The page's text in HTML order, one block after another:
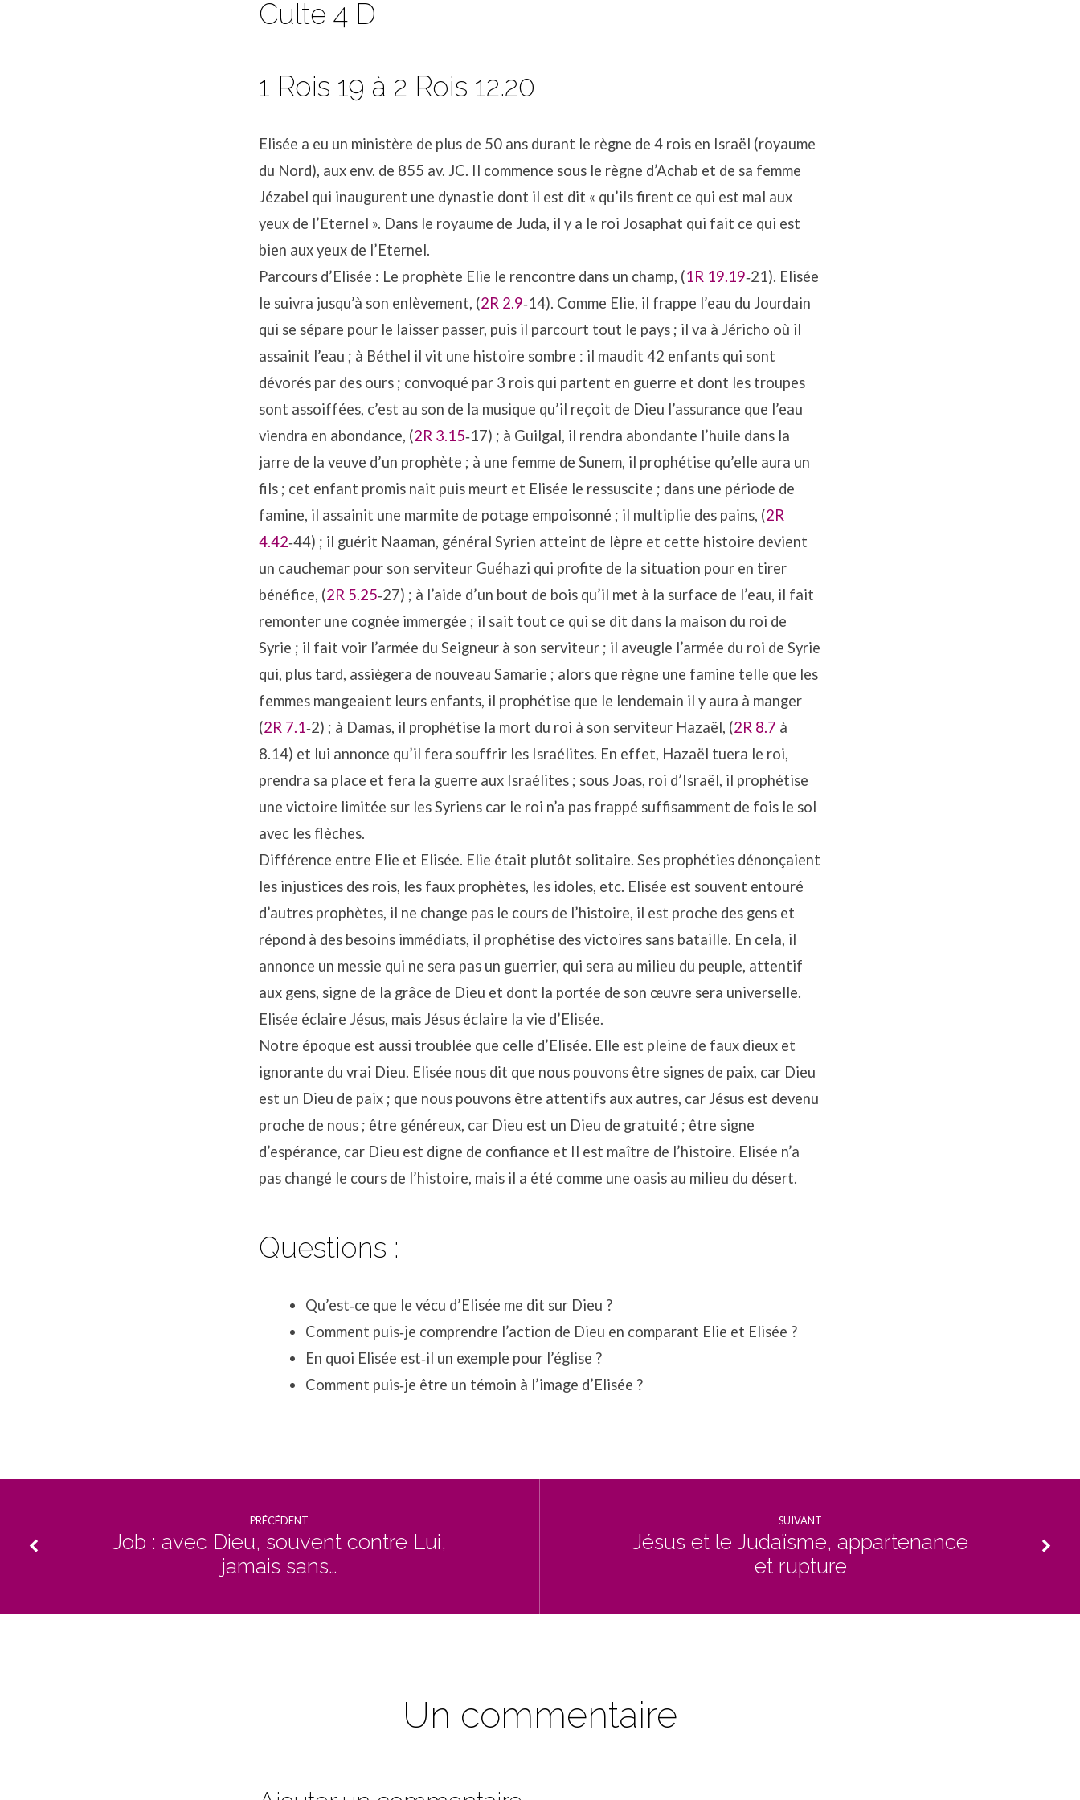
Culte 4 D
1 Rois 19 à 2 Rois 12.20
Elisée a eu un ministère de plus de 50 ans durant le règne de 4 rois en Israël (royaume
du Nord), aux env. de 855 av. JC. Il commence sous le règne d’Achab et de sa femme
Jézabel qui inaugurent une dynastie dont il est dit « qu’ils firent ce qui est mal aux
yeux de l’Eternel ». Dans le royaume de Juda, il y a le roi Josaphat qui fait ce qui est
bien aux yeux de l’Eternel.
Parcours d’Elisée : Le prophète Elie le rencontre dans un champ, (1R 19.19‐21). Elisée
le suivra jusqu’à son enlèvement, (2R 2.9‐14). Comme Elie, il frappe l’eau du Jourdain
qui se sépare pour le laisser passer, puis il parcourt tout le pays ; il va à Jéricho où il
assainit l’eau ; à Béthel il vit une histoire sombre : il maudit 42 enfants qui sont
dévorés par des ours ; convoqué par 3 rois qui partent en guerre et dont les troupes
sont assoiffées, c’est au son de la musique qu’il reçoit de Dieu l’assurance que l’eau
viendra en abondance, (2R 3.15‐17) ; à Guilgal, il rendra abondante l’huile dans la
jarre de la veuve d’un prophète ; à une femme de Sunem, il prophétise qu’elle aura un
fils ; cet enfant promis nait puis meurt et Elisée le ressuscite ; dans une période de
famine, il assainit une marmite de potage empoisonné ; il multiplie des pains, (2R
4.42‐44) ; il guérit Naaman, général Syrien atteint de lèpre et cette histoire devient
un cauchemar pour son serviteur Guéhazi qui profite de la situation pour en tirer
bénéfice, (2R 5.25‐27) ; à l’aide d’un bout de bois qu’il met à la surface de l’eau, il fait
remonter une cognée immergée ; il sait tout ce qui se dit dans la maison du roi de
Syrie ; il fait voir l’armée du Seigneur à son serviteur ; il aveugle l’armée du roi de Syrie
qui, plus tard, assiègera de nouveau Samarie ; alors que règne une famine telle que les
femmes mangeaient leurs enfants, il prophétise que le lendemain il y aura à manger
(2R 7.1‐2) ; à Damas, il prophétise la mort du roi à son serviteur Hazaël, (2R 8.7 à
8.14) et lui annonce qu’il fera souffrir les Israélites. En effet, Hazaël tuera le roi,
prendra sa place et fera la guerre aux Israélites ; sous Joas, roi d’Israël, il prophétise
une victoire limitée sur les Syriens car le roi n’a pas frappé suffisamment de fois le sol
avec les flèches.
Différence entre Elie et Elisée. Elie était plutôt solitaire. Ses prophéties dénonçaient
les injustices des rois, les faux prophètes, les idoles, etc. Elisée est souvent entouré
d’autres prophètes, il ne change pas le cours de l’histoire, il est proche des gens et
répond à des besoins immédiats, il prophétise des victoires sans bataille. En cela, il
annonce un messie qui ne sera pas un guerrier, qui sera au milieu du peuple, attentif
aux gens, signe de la grâce de Dieu et dont la portée de son œuvre sera universelle.
Elisée éclaire Jésus, mais Jésus éclaire la vie d’Elisée.
Notre époque est aussi troublée que celle d’Elisée. Elle est pleine de faux dieux et
ignorante du vrai Dieu. Elisée nous dit que nous pouvons être signes de paix, car Dieu
est un Dieu de paix ; que nous pouvons être attentifs aux autres, car Jésus est devenu
proche de nous ; être généreux, car Dieu est un Dieu de gratuité ; être signe
d’espérance, car Dieu est digne de confiance et Il est maître de l’histoire. Elisée n’a
pas changé le cours de l’histoire, mais il a été comme une oasis au milieu du désert.
Questions :
Qu’est‐ce que le vécu d’Elisée me dit sur Dieu ?
Comment puis‐je comprendre l’action de Dieu en comparant Elie et Elisée ?
En quoi Elisée est‐il un exemple pour l’église ?
Comment puis‐je être un témoin à l’image d’Elisée ?
PRÉCÉDENT
Job : avec Dieu, souvent contre Lui,
jamais sans…
SUIVANT
Jésus et le Judaïsme, appartenance
et rupture
Un commentaire